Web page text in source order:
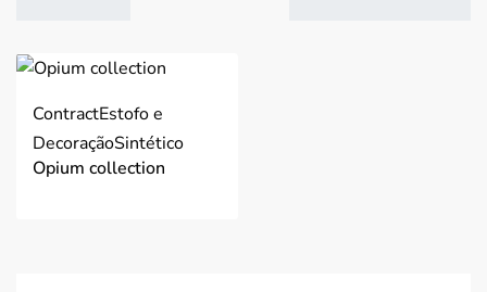
3
4
ContractEstofo e
DecoraçãoSintético
Opium collection